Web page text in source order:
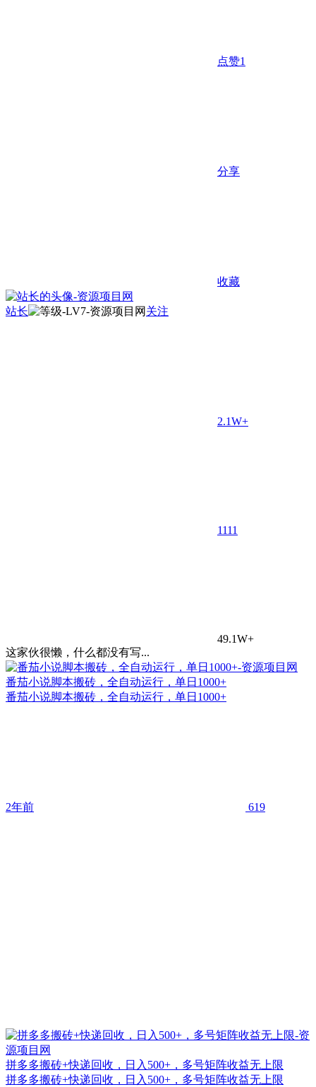
点赞1
分享
收藏
站长 关注
2.1W+
1111
49.1W+
这家伙很懒，什么都没有写...
番茄小说脚本搬砖，全自动运行，单日1000+
番茄小说脚本搬砖，全自动运行，单日1000+
2年前 619
拼多多搬砖+快递回收，日入500+，多号矩阵收益无上限
拼多多搬砖+快递回收，日入500+，多号矩阵收益无上限